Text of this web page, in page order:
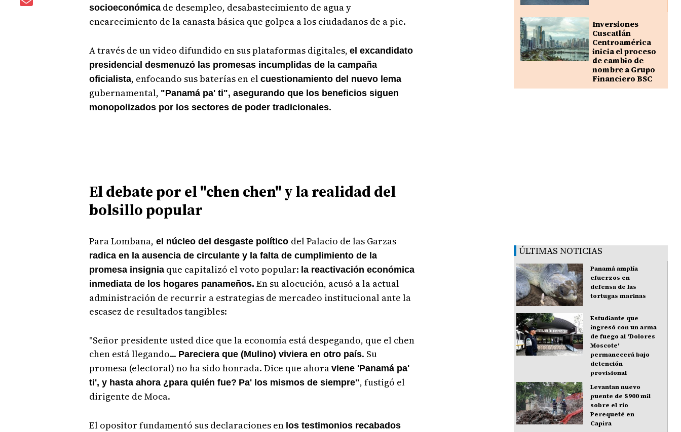
socioeconómicade desempleo, desabastecimiento de agua y
encarecimiento de la canasta básica que golpea a los ciudadanos de a pie.
A través de un video difundido en sus plataformas digitales, el excandidato
presidencial desmenuzó las promesas incumplidas de la campaña
oficialista, enfocando sus baterías en el cuestionamiento del nuevo lema
gubernamental, "Panamá pa' ti", asegurando que los beneficios siguen
monopolizados por los sectores de poder tradicionales.
El debate por el "chen chen" y la realidad del
bolsillo popular
Para Lombana, el núcleo del desgaste político del Palacio de las Garzas
radica en la ausencia de circulante y la falta de cumplimiento de la
promesa insigniaque capitalizó el voto popular: la reactivación económica
inmediata de los hogares panameños. En su alocución, acusó a la actual
administración de recurrir a estrategias de mercadeo institucional ante la
escasez de resultados tangibles:
"Señor presidente usted dice que la economía está despegando, que el chen
chen está llegando... Pareciera que (Mulino) viviera en otro país. Su
promesa (electoral) no ha sido honrada. Dice que ahora viene 'Panamá pa'
ti', y hasta ahora ¿para quién fue? Pa' los mismos de siempre", fustigó el
dirigente de Moca.
El opositor fundamentó sus declaraciones en los testimonios recabados
Inversiones
Cuscatlán
Centroamérica
inicia el proceso
de cambio de
nombre a Grupo
Financiero BSC
ÚLTIMAS NOTICIAS
Panamá amplía
efuerzos en
defensa de las
tortugas marinas
Estudiante que
ingresó con un arma
de fuego al 'Dolores
Moscote'
permanecerá bajo
detención
provisional
Levantan nuevo
puente de $900 mil
sobre el río
Perequeté en
Capira